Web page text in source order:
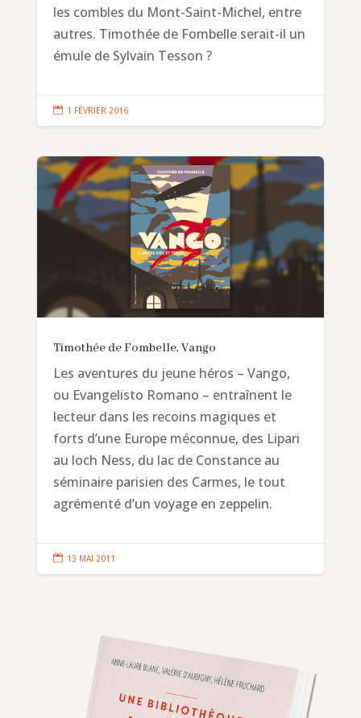
les combles du Mont-Saint-Michel, entre
autres. Timothée de Fombelle serait-il un
émule de Sylvain Tesson ?
 1 FÉVRIER 2016
Timothée de Fombelle, Vango
Les aventures du jeune héros – Vango,
ou Evangelisto Romano – entraînent le
lecteur dans les recoins magiques et
forts d’une Europe méconnue, des Lipari
au loch Ness, du lac de Constance au
séminaire parisien des Carmes, le tout
agrémenté d’un voyage en zeppelin.
 13 MAI 2011